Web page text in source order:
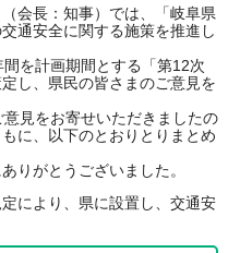
会長：知事）では、「岐阜県
通安全に関する施策を推進し
を計画期間とする「第12次
し、県民の皆さまのご意見を
見をお寄せいただきましたの
に、以下のとおりとりまとめ
りがとうございました。​
により、県に設置し、交通安